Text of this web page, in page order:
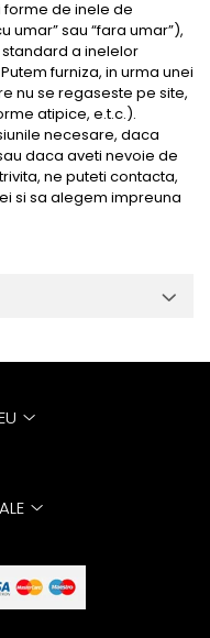
forme de inele de
umar” sau “fara umar”),
a inelelor
furniza, in urma unei
nu se regaseste pe site,
atipice, e.t.c.).
necesare, daca
daca aveti nevoie de
ne puteti contacta,
si sa alegem impreuna